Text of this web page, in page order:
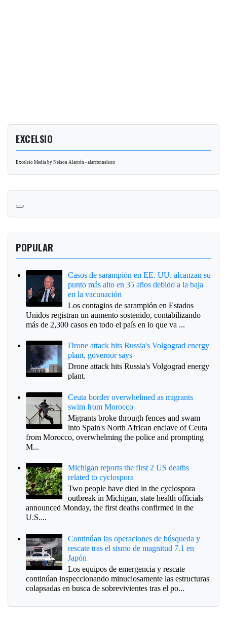
EXCELSIO
Excelsio Media by Nelson Alarcón - alarcónnelson
POPULAR
Casos de sarampión en EE. UU. alcanzan su
punto más alto en 35 años debido a la baja
en la vacunación
Los contagios de sarampión en Estados
Unidos registran un aumento sostenido, contabilizando
más de 2,300 casos en todo el país en lo que va ...
Drone attack hits Russia's Volgograd energy
plant, governor says
Drone attack hits Russia's Volgograd energy
plant.
Ceuta border overwhelmed as migrants
swim from Morocco
Migrants broke through fences and swam
into Spain's North African enclave of Ceuta
from Morocco, overwhelming the police and prompting
M...
Michigan reports the first 2 US deaths
related to cyclospora
Two people have died in the cyclospora
outbreak in Michigan, state health officials
announced Monday, the first deaths confirmed in the
U.S....
Continúan las operaciones de búsqueda y
rescate tras el sismo de magnitud 7.1 en
Japón
Los equipos de emergencia y rescate
continúan inspeccionando minuciosamente las estructuras
colapsadas en busca de sobrevivientes tras el po...